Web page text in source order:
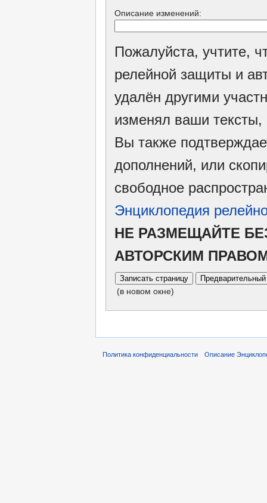
Описание изменений:
Пожалуйста, учтите,
релейной защиты и
удалён другими
изменял ваши
Вы также
дополнений, или
свободное
Энциклопедия
НЕ РАЗМЕЩАЙТЕ
АВТОРСКИМ
(в новом окне)
Политика конфиденциальности Описание